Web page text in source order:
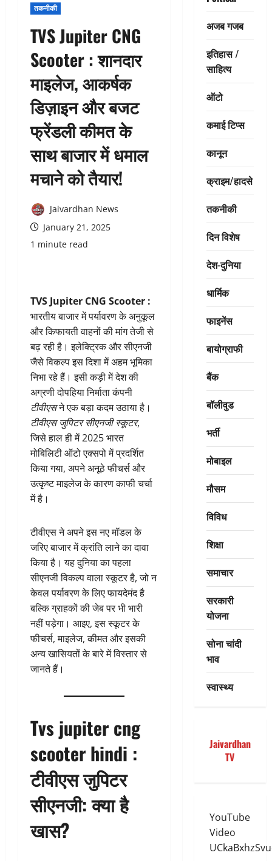
तकनीकी
TVS Jupiter CNG
Scooter : शानदार
माइलेज, आकर्षक
डिज़ाइन और बजट
फ्रेंडली कीमत के
साथ बाजार में धमाल
मचाने को तैयार!
Jaivardhan News
January 21, 2025
1 minute read
TVS Jupiter CNG Scooter :
भारतीय बाजार में पर्यावरण के अनुकूल
और किफायती वाहनों की मांग तेजी से
बढ़ रही है। इलेक्ट्रिक और सीएनजी
जैसे विकल्प इस दिशा में अहम भूमिका
निभा रहे हैं। इसी कड़ी में देश की
अग्रणी दोपहिया निर्माता कंपनी
टीवीएसने एक बड़ा कदम उठाया है।
टीवीएस जुपिटर सीएनजी स्कूटर,
जिसे हाल ही में 2025 भारत
मोबिलिटी ऑटो एक्सपो में प्रदर्शित
किया गया, अपने अनूठे फीचर्स और
उत्कृष्ट माइलेज के कारण काफी चर्चा
में है।
टीवीएस ने अपने इस नए मॉडल के
जरिए बाजार में क्रांति लाने का दावा
किया है। यह दुनिया का पहला
सीएनजी विकल्प वाला स्कूटर है, जो न
केवल पर्यावरण के लिए फायदेमंद है
बल्कि ग्राहकों की जेब पर भी भारी
नहीं पड़ेगा। आइए, इस स्कूटर के
फीचर्स, माइलेज, कीमत और इसकी
अन्य खासियतों के बारे में विस्तार से
जानते हैं।
Tvs jupiter cng
scooter hindi :
टीवीएस जुपिटर
सीएनजी: क्या है
खास?
अजब गजब
इतिहास /
साहित्य
ऑटो
कमाई टिप्स
कानून
क्राइम/हादसे
तकनीकी
दिन विशेष
देश-दुनिया
धार्मिक
फाइनेंस
बायोग्राफी
बैंक
बॉलीवुड
भर्ती
मोबाइल
मौसम
विविध
शिक्षा
समाचार
सरकारी
योजना
सोना चांदी
भाव
स्वास्थ्य
Jaivardhan
TV
YouTube
Video